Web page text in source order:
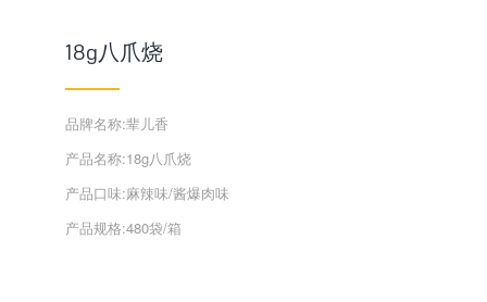
18g八爪烧
品牌名称:辈儿香
产品名称:18g八爪烧
产品口味:麻辣味/酱爆肉味
产品规格:480袋/箱